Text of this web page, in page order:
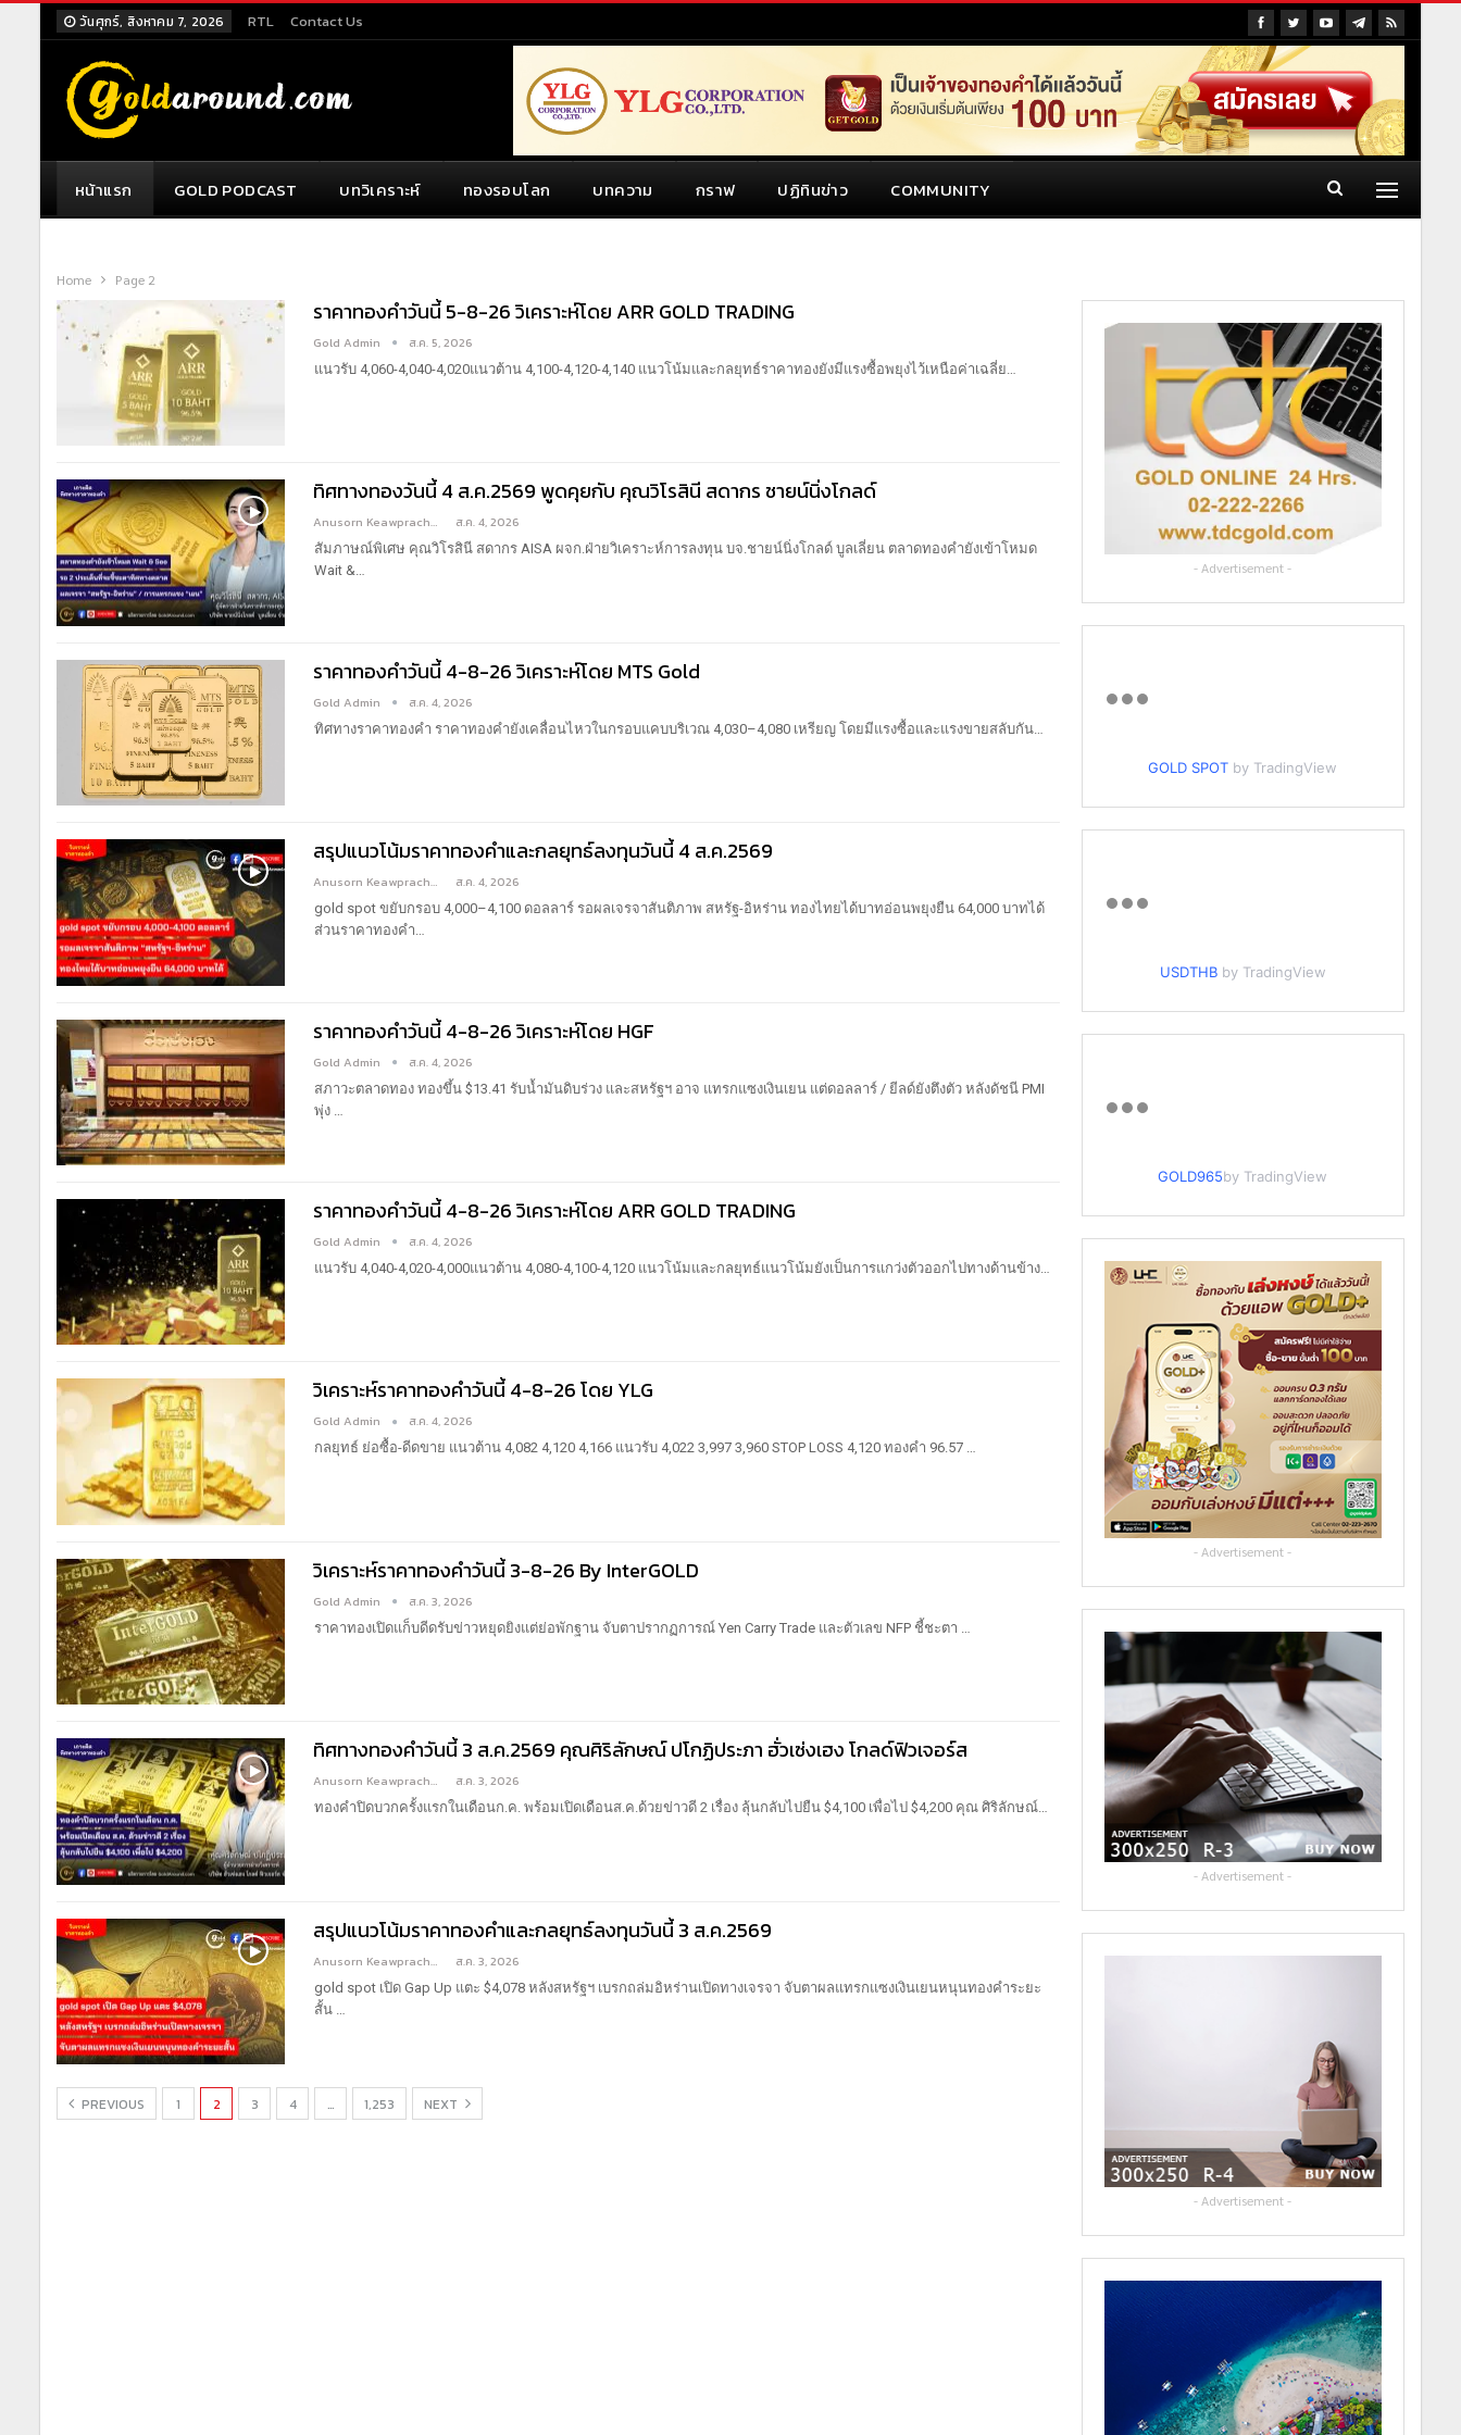
วันศุกร์, สิงหาคม 7, 2026 RTL Contact Us
หน้าแรก GOLD PODCAST บทวิเคราะห์ ทองรอบโลก บทความ กราฟ ปฏิทินข่าว COMMUNITY
Home Page 2
ราคาทองคำวันนี้ 5-8-26 วิเคราะห์โดย ARR GOLD TRADING
Gold Admin ส.ค. 5, 2026
แนวรับ 4,060-4,040-4,020แนวต้าน 4,100-4,120-4,140 แนวโน้มและกลยุทธ์ราคาทองยังมีแรงซื้อพยุงไว้เหนือค่าเฉลี่ย…
ทิศทางทองวันนี้ 4 ส.ค.2569 พูดคุยกับ คุณวิโรสินี สดากร ชายน์นิ่งโกลด์
Anusorn Keawprachant ส.ค. 4, 2026
สัมภาษณ์พิเศษ คุณวิโรสินี สดากร AISA ผจก.ฝ่ายวิเคราะห์การลงทุน บจ.ชายน์นิ่งโกลด์ บูลเลี่ยน ตลาดทองคำยังเข้าโหมด
Wait &…
ราคาทองคำวันนี้ 4-8-26 วิเคราะห์โดย MTS Gold
Gold Admin ส.ค. 4, 2026
ทิศทางราคาทองคำ ราคาทองคำยังเคลื่อนไหวในกรอบแคบบริเวณ 4,030–4,080 เหรียญ โดยมีแรงซื้อและแรงขายสลับกัน
สรุปแนวโน้มราคาทองคำและกลยุทธ์ลงทุนวันนี้ 4 ส.ค.2569
Anusorn Keawprachant ส.ค. 4, 2026
gold spot ขยับกรอบ 4,000–4,100 ดอลลาร์ รอผลเจรจาสันติภาพ สหรัฐ-อิหร่าน ทองไทยได้บาทอ่อนพยุงยืน 64,000 บาทได้
ส่วนราคาทองคำ…
ราคาทองคำวันนี้ 4-8-26 วิเคราะห์โดย HGF
Gold Admin ส.ค. 4, 2026
สภาวะตลาดทอง ทองขึ้น $13.41 รับน้ำมันดิบร่วง และสหรัฐฯ อาจ แทรกแซงเงินเยน แต่ดอลลาร์ / ยีลด์ยังตึงตัว หลังดัชนี PMI
พุ่ง
ราคาทองคำวันนี้ 4-8-26 วิเคราะห์โดย ARR GOLD TRADING
Gold Admin ส.ค. 4, 2026
แนวรับ 4,040-4,020-4,000แนวต้าน 4,080-4,100-4,120 แนวโน้มและกลยุทธ์แนวโน้มยังเป็นการแกว่งตัวออกไปทางด้านข้าง
วิเคราะห์ราคาทองคำวันนี้ 4-8-26 โดย YLG
Gold Admin ส.ค. 4, 2026
กลยุทธ์ ย่อซื้อ-ดีดขาย แนวต้าน 4,082 4,120 4,166 แนวรับ 4,022 3,997 3,960 STOP LOSS 4,120 ทองคำ 96.57 …
วิเคราะห์ราคาทองคำวันนี้ 3-8-26 By InterGOLD
Gold Admin ส.ค. 3, 2026
ราคาทองเปิดแก็บดีดรับข่าวหยุดยิงแต่ย่อพักฐาน จับตาปรากฏการณ์ Yen Carry Trade และตัวเลข NFP ชี้ชะตา
ทิศทางทองคำวันนี้ 3 ส.ค.2569 คุณศิริลักษณ์ ปโกฏิประภา ฮั่วเซ่งเฮง โกลด์ฟิวเจอร์ส
Anusorn Keawprachant ส.ค. 3, 2026
ทองคำปิดบวกครั้งแรกในเดือนก.ค. พร้อมเปิดเดือนส.ค.ด้วยข่าวดี 2 เรื่อง ลุ้นกลับไปยืน $4,100 เพื่อไป $4,200 คุณ ศิริลักษณ์…
สรุปแนวโน้มราคาทองคำและกลยุทธ์ลงทุนวันนี้ 3 ส.ค.2569
Anusorn Keawprachant ส.ค. 3, 2026
gold spot เปิด Gap Up แตะ $4,078 หลังสหรัฐฯ เบรกถล่มอิหร่านเปิดทางเจรจา จับตาผลแทรกแซงเงินเยนหนุนทองคำระยะ
สั้น
PREVIOUS 1 2 3 4 … 1,253 NEXT
- Advertisement -
GOLD SPOT by TradingView
USDTHB by TradingView
GOLD965by TradingView
- Advertisement -
- Advertisement -
- Advertisement -